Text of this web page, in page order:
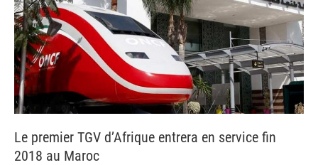
Le premier TGV d’Afrique entrera en service fin
2018 au Maroc